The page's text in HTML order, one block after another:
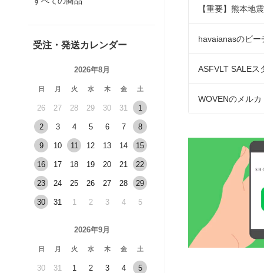
受注・発送カレンダー
2026年8月
日 月 火 水 木 金 土
26 27 28 29 30 31 1
2 3 4 5 6 7 8
9 10 11 12 13 14 15
16 17 18 19 20 21 22
23 24 25 26 27 28 29
30 31 1 2 3 4 5
2026年9月
日 月 火 水 木 金 土
30 31 1 2 3 4 5
【重要】熊本地
havaianasのビー
ASFVLT SALEス
WOVENのメルカ